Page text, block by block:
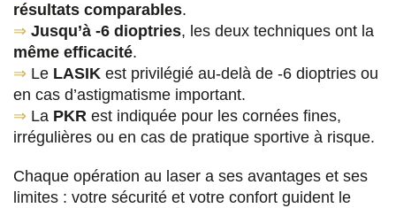
résultats comparables.
⇒ Jusqu’à -6 dioptries, les deux techniques ont la
même efficacité.
⇒ Le LASIK est privilégié au-delà de -6 dioptries ou
en cas d’astigmatisme important.
⇒ La PKR est indiquée pour les cornées fines,
irrégulières ou en cas de pratique sportive à risque.
Chaque opération au laser a ses avantages et ses
limites : votre sécurité et votre confort guident le